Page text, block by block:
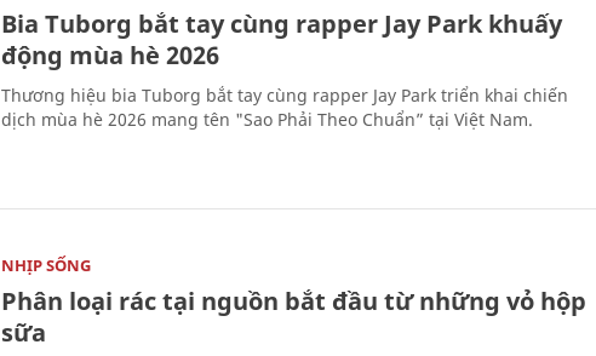
Bia Tuborg bắt tay cùng rapper Jay Park khuấy
động mùa hè 2026
Thương hiệu bia Tuborg bắt tay cùng rapper Jay Park triển khai chiến
dịch mùa hè 2026 mang tên "Sao Phải Theo Chuẩn” tại Việt Nam.
NHỊP SỐNG
Phân loại rác tại nguồn bắt đầu từ những vỏ hộp
sữa